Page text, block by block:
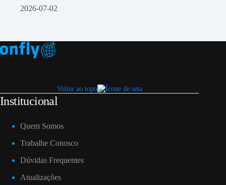
2026-07-02
Voltar ao topo
Institucional
Quem Somos
Trabalhe Conosco
Dúvidas Frequentes
Atualizações